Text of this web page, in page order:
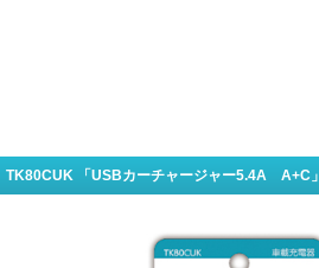
TK80CUK 「USBカーチャージャー5.4A A+C」